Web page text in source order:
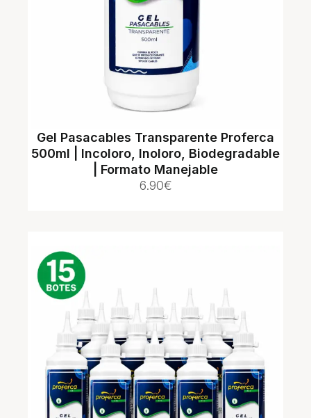
Gel Pasacables Transparente Proferca
500ml | Incoloro, Inoloro, Biodegradable
| Formato Manejable
6.90€